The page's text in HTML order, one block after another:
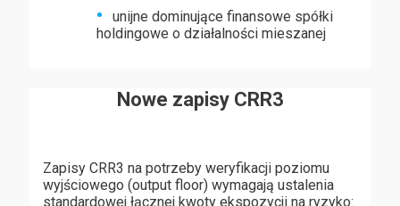
unijne dominujące finansowe spółki
holdingowe o działalności mieszanej
Nowe zapisy CRR3
Zapisy CRR3 na potrzeby weryfikacji poziomu
wyjściowego (output floor) wymagają ustalenia
standardowej łącznej kwoty ekspozycji na ryzyko: